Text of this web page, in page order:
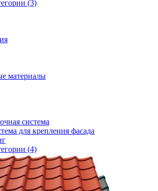
(3)
материалы
система
для крепления фасада
(4)